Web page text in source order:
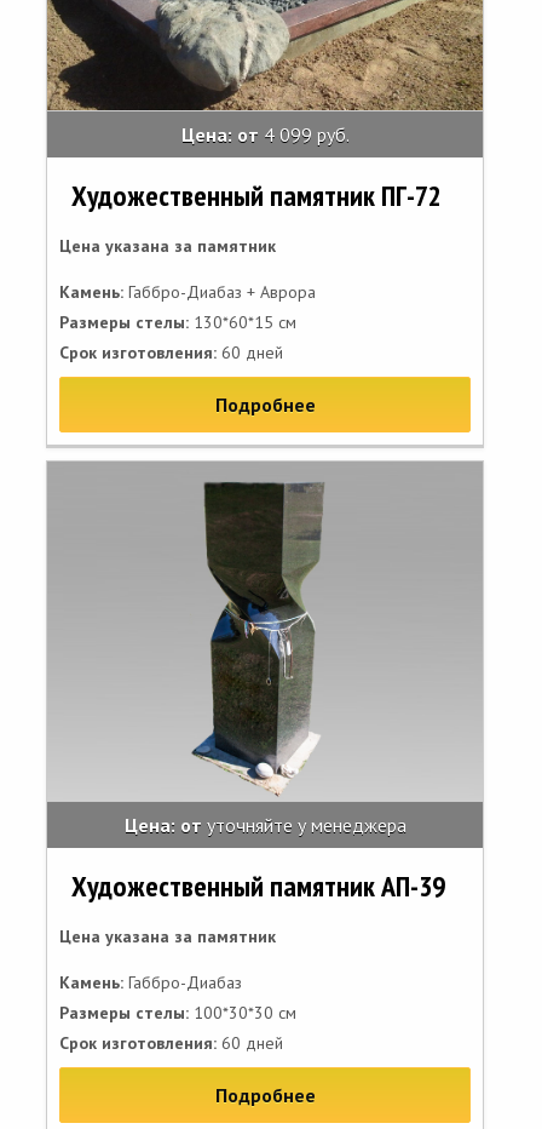
Цена: от 4 099 руб.
Художественный памятник ПГ-72
Цена указана за памятник
Камень: Габбро-Диабаз + Аврора
Размеры стелы: 130*60*15 см
Срок изготовления: 60 дней
Подробнее
Цена: от уточняйте у менеджера
Художественный памятник АП-39
Цена указана за памятник
Камень: Габбро-Диабаз
Размеры стелы: 100*30*30 см
Срок изготовления: 60 дней
Подробнее